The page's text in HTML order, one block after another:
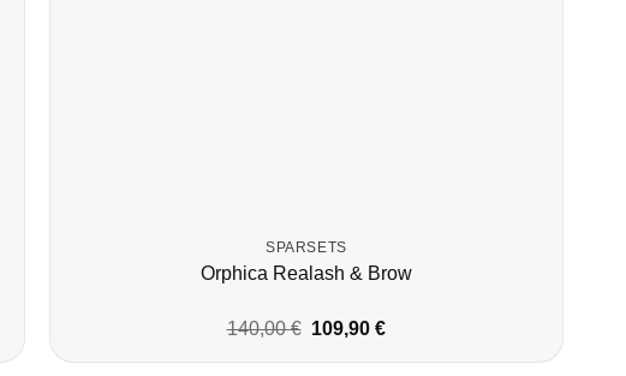
SPARSETS
Orphica Realash & Brow
140,00€ Ursprünglicher
war:
109,90€Aktueller
ist: